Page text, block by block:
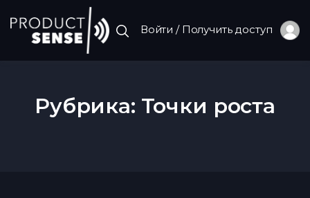
Войти / Получить доступ
Рубрика: Точки роста